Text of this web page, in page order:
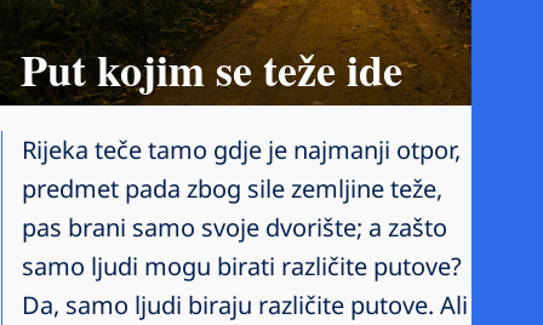
Put kojim se teže ide
Rijeka teče tamo gdje je najmanji otpor,
predmet pada zbog sile zemljine teže,
pas brani samo svoje dvorište; a zašto
samo ljudi mogu birati različite putove?
Da, samo ljudi biraju različite putove. Ali